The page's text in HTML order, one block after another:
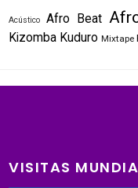
Acústico Afro Beat
Kizomba Kuduro Mixtape
VISITAS